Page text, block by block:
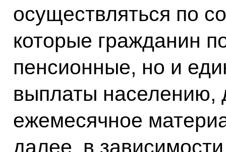
осуществляться по
которые гражданин
пенсионные, но и
выплаты населению,
ежемесячное
далее, в